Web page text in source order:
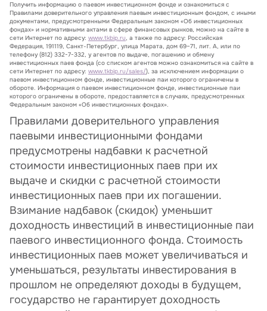
Получить информацию о паевом инвестиционном фонде и ознакомиться с
Правилами доверительного управления паевым инвестиционным фондом, с иными
документами, предусмотренными Федеральным законом «Об инвестиционных
фондах» и нормативными актами в сфере финансовых рынков, можно на сайте в
сети Интернет по адресу: www.tkbip.ru, а также по адресу: Российская
Федерация, 191119, Санкт-Петербург, улица Марата, дом 69–71, лит. А, или по
телефону (812) 332-7-332, у агентов по выдаче, погашению и обмену
инвестиционных паев фонда (со списком агентов можно ознакомиться на сайте в
сети Интернет по адресу: www.tkbip.ru/sales/), за исключением информации о
паевом инвестиционном фонде, инвестиционные паи которого ограничены в
обороте. Информация о паевом инвестиционном фонде, инвестиционные паи
которого ограничены в обороте, предоставляется в случаях, предусмотренных
Федеральным законом «Об инвестиционных фондах».
Правилами доверительного управления
паевыми инвестиционными фондами
предусмотрены надбавки к расчетной
стоимости инвестиционных паев при их
выдаче и скидки с расчетной стоимости
инвестиционных паев при их погашении.
Взимание надбавок (скидок) уменьшит
доходность инвестиций в инвестиционные паи
паевого инвестиционного фонда. Стоимость
инвестиционных паев может увеличиваться и
уменьшаться, результаты инвестирования в
прошлом не определяют доходы в будущем,
государство не гарантирует доходность